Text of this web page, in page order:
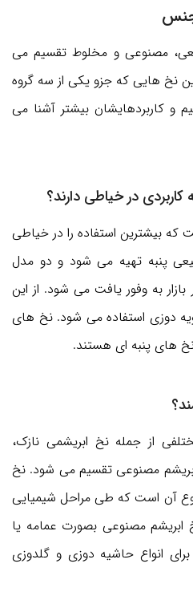
جنس
مصنوعی و مخلوط تقسیم می
نخ هایی که جزو یکی از سه گروه
و کاربردهایشان بیشتر آشنا می
در خیاطی دارند؟
که بیشترین استفاده را در خیاطی
پنبه تهیه می شود و دو مدل
به وفور یافت می شود. از این
دوزی استفاده می شود. نخ های
نخ های پنبه ای هستند.
از جمله نخ ابریشمی نازک،
مصنوعی تقسیم می شود. نخ
نوع آن است که طی مراحل شیمیایی
مصنوعی بصورت عمامه یا
انواع حاشیه دوزی و گلدوزی